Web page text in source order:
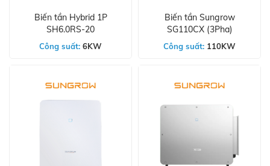
Biến tần Hybrid 1P
SH6.0RS-20
Công suất: 6KW
Biến tần Sungrow
SG110CX (3Pha)
Công suất: 110KW